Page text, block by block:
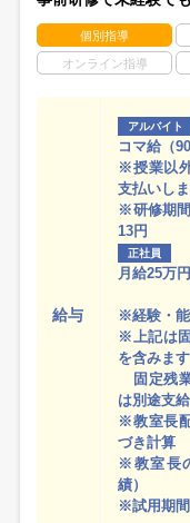
個別指導
オンライン指導
給与
アルバイト
コマ給（
※授業以
支払いし
※研修期
13円
正社員
月給25万
※経験・
※上記は
を含みます
固定残
は別途支
※教室長
づき計算
※教室長
績）
※試用期